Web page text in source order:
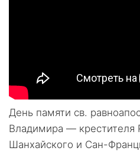
День памяти св.
Владимира — крестителя
Шанхайского и Сан-